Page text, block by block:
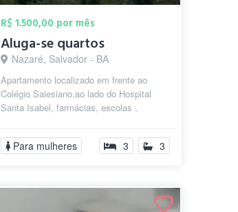
R$ 1.500,00 por mês
Aluga-se quartos
Nazaré, Salvador - BA
Apartamento localizado em frente ao
Colégio Salesiano,ao lado do Hospital
Santa Isabel, farmácias, escolas ,
S...
Para mulheres 3 3